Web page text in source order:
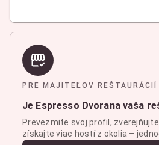
PRE MAJITEĽOV REŠTAURÁCIÍ
Je Espresso Dvorana vaša
Prevezmite svoj profil,
získajte viac hostí z okolia –